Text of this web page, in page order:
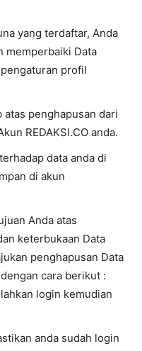
yang terdaftar, Anda
memperbaiki Data
profil
atas penghapusan dari
REDAKSI.CO anda.
data anda di
di akun
Anda atas
keterbukaan Data
penghapusan Data
cara berikut :
login kemudian
anda sudah login